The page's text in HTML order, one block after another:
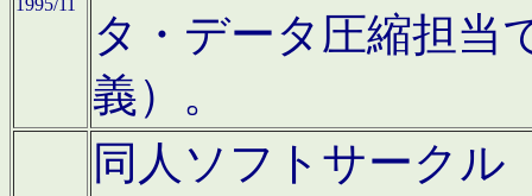
タ・データ圧縮担当
義）。
同人ソフトサークル